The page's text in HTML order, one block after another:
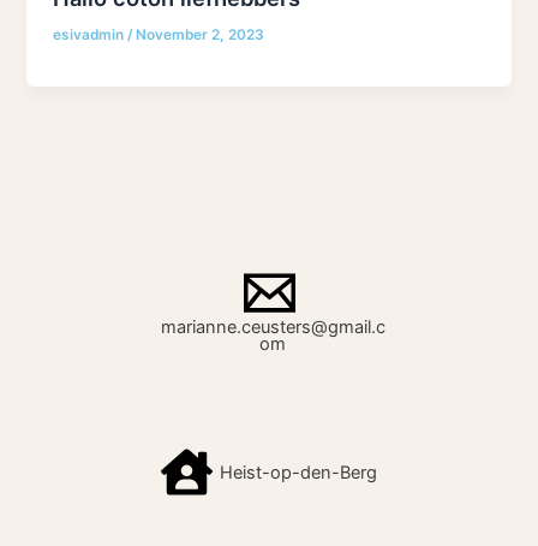
esivadmin/ November 2, 2023
marianne.ceusters@gmail.c
om
Heist-op-den-Berg